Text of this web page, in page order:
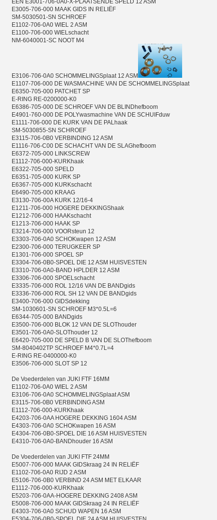
EEN E3001-706-0A0-X-PLAATSENDE SPELD 12 ASM
E3005-706-000 MAAK GIDS IN RELIËF
SM-5030501-SN SCHROEF
E1102-706-0A0 WIEL 2 ASM
E1100-706-000 WIELschacht
NM-6040001-SC NOOT M4
E3106-706-0A0 SCHOMMELINGSplaat 12 ASM
E1107-706-000 DE WASMACHINE VAN DE SCHOMMELINGSplaat
E6350-705-000 PATCHET SP
E-RING RE-0200000-K0
E6386-705-000 DE SCHROEF VAN DE BLINDhefboom
E4901-760-000 DE POLYwasmachine VAN DE SCHUIFduw
E1111-706-000 DE KURK VAN DE PALhaak
SM-5030855-SN SCHROEF
E3115-706-0B0 VERBINDING 12 ASM
E1116-706-C00 DE SCHACHT VAN DE SLAGhefboom
E6372-705-000 LINKSCREW
E1112-706-000-KURKhaak
E6322-705-000 SPELD
E6351-705-000 KURK SP
E6367-705-000 KURKschacht
E6490-705-000 KRAAG
E3130-706-00A KURK 12/16-4
E1211-706-000 HOGERE DEKKINGShaak
E1212-706-000 HAAKschacht
E1213-706-000 HAAK SP
E3214-706-000 VOORsteun 12
E3303-706-0A0 SCHOKwapen 12 ASM
E2300-706-000 TERUGKEER SP
E1301-706-000 SPOEL SP
E3304-706-0B0-SPOEL DIE 12 ASM HUISVESTEN
E3310-706-0A0-BAND HPLDER 12 ASM
E3306-706-000 SPOELschacht
E3335-706-000 ROL 12/16 VAN DE BANDgids
E3336-706-000 ROL SH 12 VAN DE BANDgids
E3400-706-000 GIDSdekking
SM-1030601-SN SCHROEF M3*0.5L=6
E6344-705-000 BANDgids
E3500-706-000 BLOK 12 VAN DE SLOThouder
E3501-706-0A0-SLOThouder 12
E6420-705-000 DE SPELD B VAN DE SLOThefboom
SM-8040402TP SCHROEF M4*0.7L=4
E-RING RE-0400000-K0
E3506-706-000 SLOT SP 12
De Voederdelen van JUKI FTF 16MM
E1102-706-0A0 WIEL 2 ASM
E3106-706-0A0 SCHOMMELINGSplaat ASM
E3115-706-0B0 VERBINDING ASM
E1112-706-000-KURKhaak
E4203-706-0AA HOGERE DEKKING 1604 ASM
E4303-706-0A0 SCHOKwapen 16 ASM
E4304-706-0B0-SPOEL DIE 16 ASM HUISVESTEN
E4310-706-0A0-BANDhouder 16 ASM
De Voederdelen van JUKI FTF 24MM
E5007-706-000 MAAK GIDSkraag 24 IN RELIËF
E1102-706-0A0 RIJD 2 ASM
E5106-706-0B0 VERBIND 24 ASM MET ELKAAR
E1112-706-000-KURKhaak
E5203-706-0AA-HOGERE DEKKING 2408 ASM
E5008-706-000 MAAK GIDSkraag 24 IN RELIËF
E4303-706-0A0 SCHUD WAPEN 16 ASM